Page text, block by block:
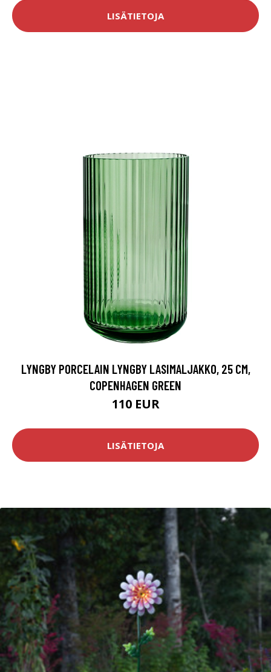
LISÄTIETOJA
LYNGBY PORCELAIN LYNGBY LASIMALJAKKO, 25 CM,
COPENHAGEN GREEN
110 EUR
LISÄTIETOJA